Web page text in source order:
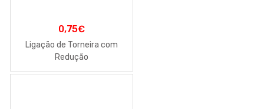
0,75€
Ligação de Torneira com
Redução